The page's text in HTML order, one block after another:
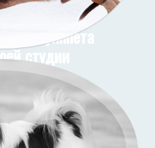
уиппета
студии
таксы
(улица)